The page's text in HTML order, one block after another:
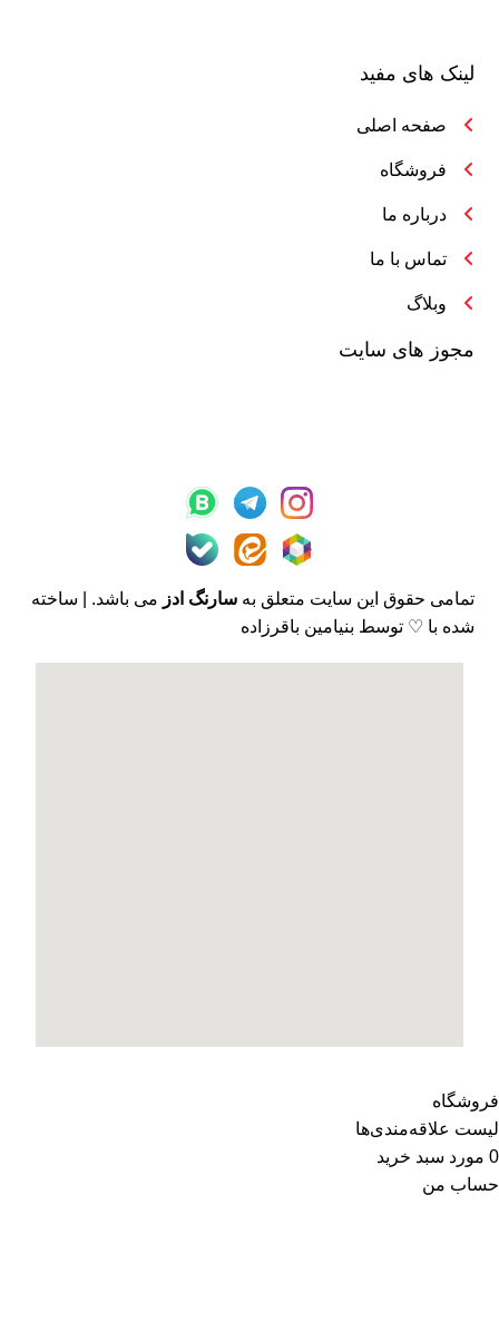
لینک های مفید
صفحه اصلی
فروشگاه
درباره ما
تماس با ما
وبلاگ
مجوز های سایت
تمامی حقوق این سایت متعلق به سارنگ ادز می باشد. | ساخته
شده با ♡ توسط بنیامین باقرزاده
فروشگاه
لیست علاقه‌مندی‌ها
0 مورد سبد خرید
حساب من